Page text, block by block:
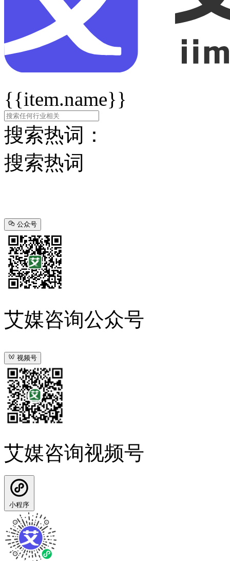
{{item.name}}
搜索热词：
搜索热词
公众号
艾媒咨询公众号
视频号
艾媒咨询视频号
小程序